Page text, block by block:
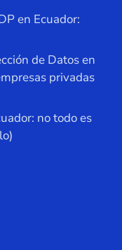
en Ecuador:
de Datos en
privadas
no todo es